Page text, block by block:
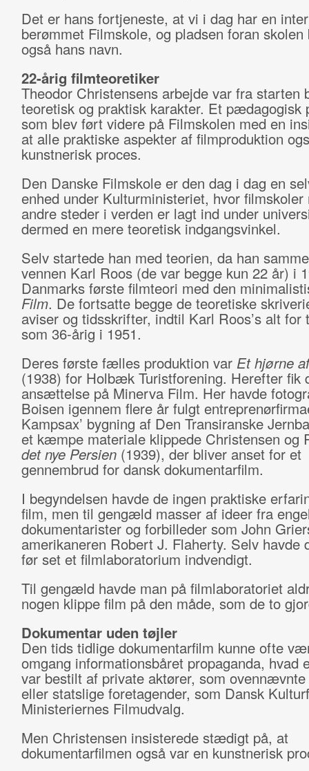
Det er hans fortjeneste, at vi i dag har en
berømmet Filmskole, og pladsen foran
også hans navn.
22-årig filmteoretiker
Theodor Christensens arbejde var fra starten
teoretisk og praktisk karakter. Et pædagogisk
som blev ført videre på Filmskolen med en
at alle praktiske aspekter af filmproduktion
kunstnerisk proces.
Den Danske Filmskole er den dag i dag en
enhed under Kulturministeriet, hvor filmskoler
andre steder i verden er lagt ind under
dermed en mere teoretisk indgangsvinkel.
Selv startede han med teorien, da han
vennen Karl Roos (de var begge kun 22 år) i
Danmarks første filmteori med den
Film. De fortsatte begge de teoretiske
aviser og tidsskrifter, indtil Karl Roos’s alt for
som 36-årig i 1951.
Deres første fælles produktion var Et hjørne
(1938) for Holbæk Turistforening. Herefter fik
ansættelse på Minerva Film. Her havde
Boisen igennem flere år fulgt
Kampsax’ bygning af Den Transiranske
et kæmpe materiale klippede Christensen og
det nye Persien(1939), der bliver anset for et
gennembrud for dansk dokumentarfilm.
I begyndelsen havde de ingen praktiske
film, men til gengæld masser af ideer fra
dokumentarister og forbilleder som John
amerikaneren Robert J. Flaherty. Selv havde
før set et filmlaboratorium indvendigt.
Til gengæld havde man på filmlaboratoriet
nogen klippe film på den måde, som de to
Dokumentar uden tøjler
Den tids tidlige dokumentarfilm kunne ofte
omgang informationsbåret propaganda, hvad
var bestilt af private aktører, som
eller statslige foretagender, som Dansk
Ministeriernes Filmudvalg.
Men Christensen insisterede stædigt på, at
dokumentarfilmen også var en kunstnerisk